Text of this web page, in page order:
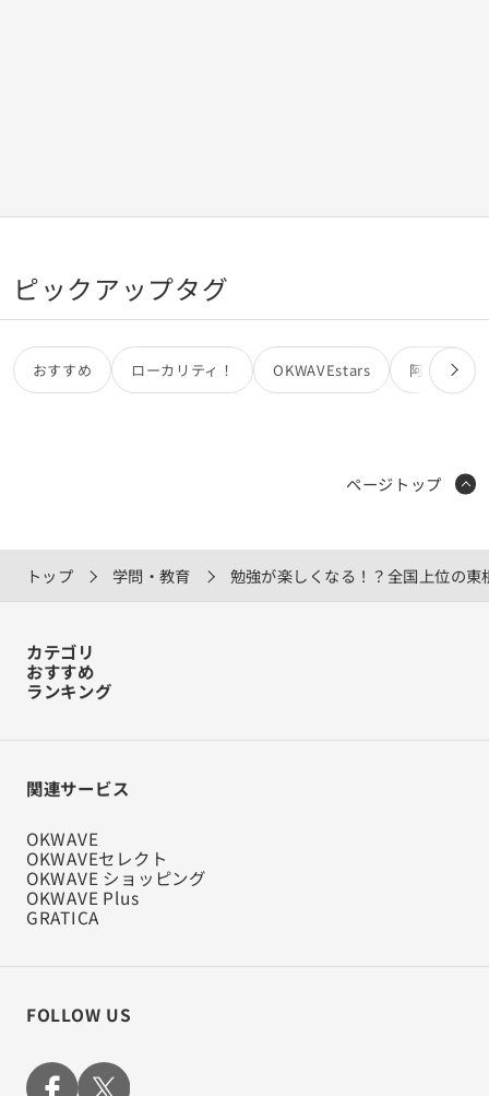
ピックアップタグ
おすすめ ローカリティ！ OKWAVEstars 阿部亮
トップ 学問・教育 勉強が楽しくなる！？全国上位の
ページトップ
カテゴリ
おすすめ
ランキング
関連サービス
OKWAVE
OKWAVEセレクト
OKWAVE ショッピング
OKWAVE Plus
GRATICA
FOLLOW US